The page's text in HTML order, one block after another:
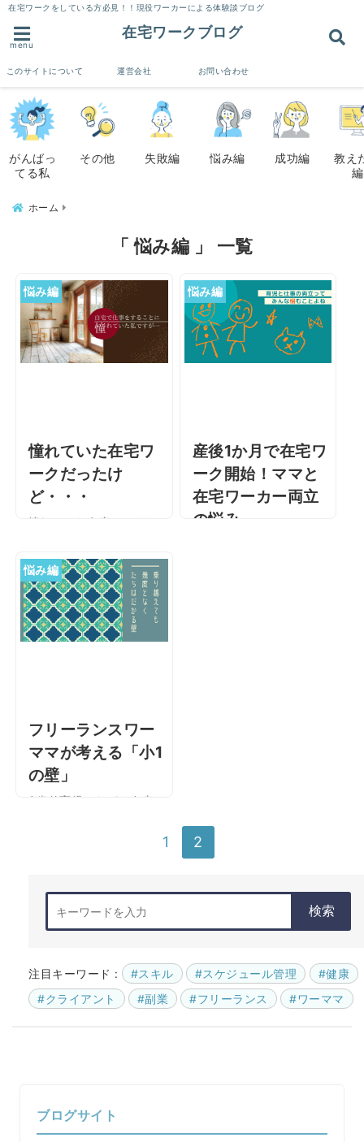
在宅ワークをしている方必見！！現役ワーカーによる体験談ブログ
menu
在宅ワークブログ
このサイトについて 運営会社 お問い合わせ
がんばっ
てる私
その他 失敗編 悩み編 成功編
教え
編
ホーム
「 悩み編 」 一覧
悩み編
憧れていた在宅ワ
ークだったけ
ど・・・
憧れていた在宅ワークだ
2020年の12月に会社を退
職して、現在はアルバイ
トをしながらフリーラン
スでライター活動をして
います。ライタ …
悩み編
産後1か月で在宅ワ
ーク開始！ママと
在宅ワーカー両立
の悩み
悩み編
フリーランスワー
ママが考える「小1
の壁」
2歳差育児しながら在宅ワ
ママが考える「小1の壁」
い・・・？ こんにち …
1 2
検索
注目キーワード : #スキル #スケジュール管理
#健康
#クライアント
#副業 #フリーランス #ワーママ
ブログサイト